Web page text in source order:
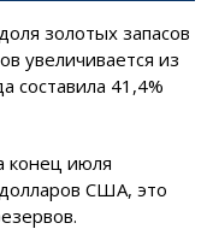
золотых запасов
увеличивается из
составила 41,4%
конец июля
США, это